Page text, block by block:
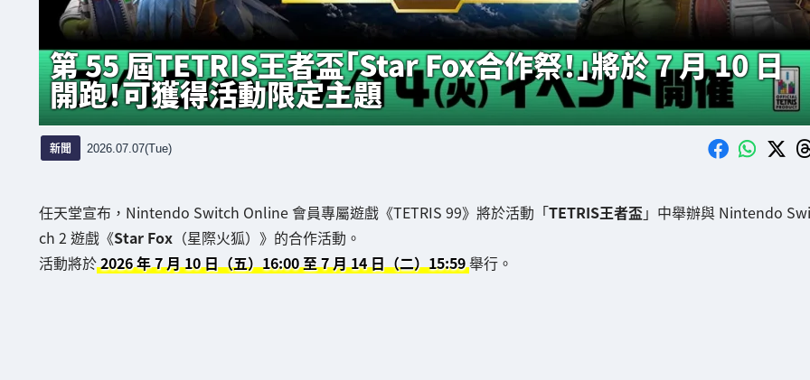
第 55 屆TETRIS王者盃「Star Fox合作祭！」將於 7 月 10 日
開跑！可獲得活動限定主題
新聞 2026.07.07(Tue)
任天堂宣布，Nintendo Switch Online 會員專屬遊戲《TETRIS 99》將於活動「TETRIS王者盃 」中舉辦與 Nintendo
ch 2 遊戲《Star Fox（星際火狐）》的合作活動。
活動將於2026 年 7 月 10 日（五）16:00 至 7 月 14 日（二）15:59舉行。